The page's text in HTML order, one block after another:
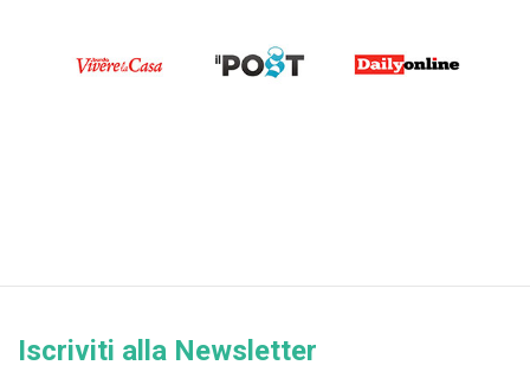
Iscriviti alla Newsletter